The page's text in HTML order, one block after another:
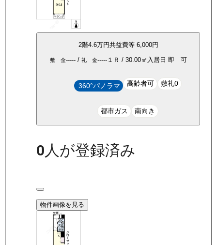
2階4.6万円共益費等 6,000円
敷 金-----/ 礼 金-----１Ｒ / 30.00㎡ 入居日 即 可
360°パノラマ 高齢者可 敷礼0
都市ガス 南向き
0 人が登録済み
物件画像を見る